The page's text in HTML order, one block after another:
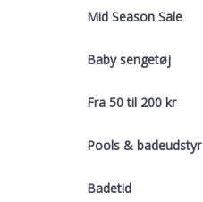
Mid Season Sale
Baby sengetøj
Fra 50 til 200 kr
Pools & badeudstyr
Badetid